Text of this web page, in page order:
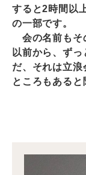
すると2時間以
の一部です。
会の名前もそ
以前から、ず
だ、それは立浪
ところもあると